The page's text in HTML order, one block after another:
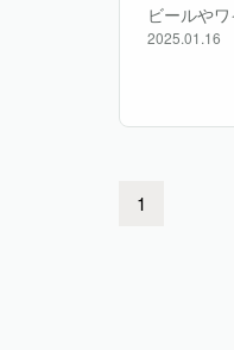
ビールや
1g・天然
2025.01.16
1